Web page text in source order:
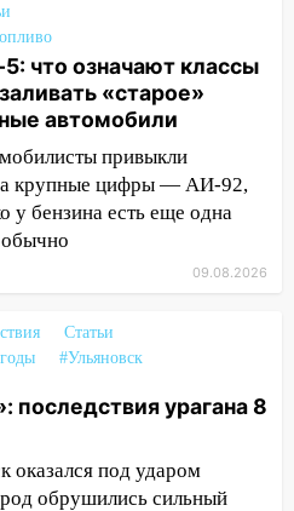
на 9 августа —
который нельзя
в Ульяновске на
лодка
упавшее дерево
двух женщин
завершены
последствия
в Ульяновской
что означают классы
«старое»
автомобили
привыкли
крупные цифры — АИ-92,
бензина есть еще одна
обычно
09.08.2026
Статьи
#Ульяновск
последствия урагана 8
оказался под ударом
обрушились сильный